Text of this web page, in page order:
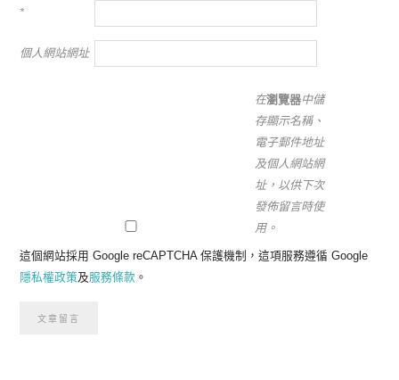
*
個人網站網址
在瀏覽器中儲
存顯示名稱、
電子郵件地址
及個人網站網
址，以供下次
發佈留言時使
用。
這個網站採用 Google reCAPTCHA 保護機制，這項服務遵循 Google
隱私權政策及服務條款 。